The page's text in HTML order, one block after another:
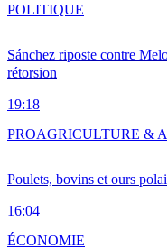
Sánchez riposte contre
rétorsion
19:18
POLITIQUE
Poulets, bovins et ours
16:04
PROAGRICULTURE &
ÉCONOMIE